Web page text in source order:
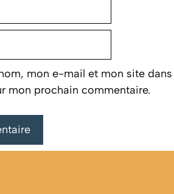
mon e-mail et mon site dans
mon prochain commentaire.